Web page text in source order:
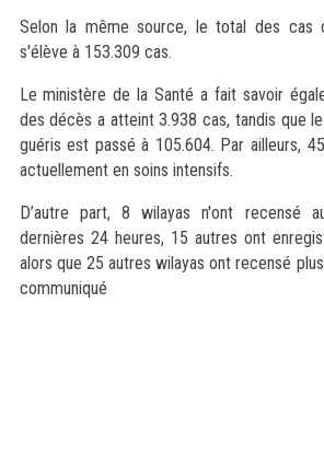
Selon la même source, le total des cas
s'élève à 153.309 cas.
Le ministère de la Santé a fait savoir
des décès a atteint 3.938 cas, tandis que
guéris est passé à 105.604. Par ailleurs,
actuellement en soins intensifs.
D’autre part, 8 wilayas n'ont recensé
dernières 24 heures, 15 autres ont
alors que 25 autres wilayas ont recensé
communiqué